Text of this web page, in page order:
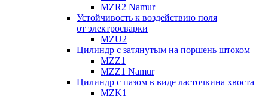
MZR2 Namur
Устойчивость к воздействию поля
от электросварки
MZU2
Цилиндр с затянутым на поршень штоком
MZZ1
MZZ1 Namur
Цилиндр с пазом в виде ласточкина хвоста
MZK1